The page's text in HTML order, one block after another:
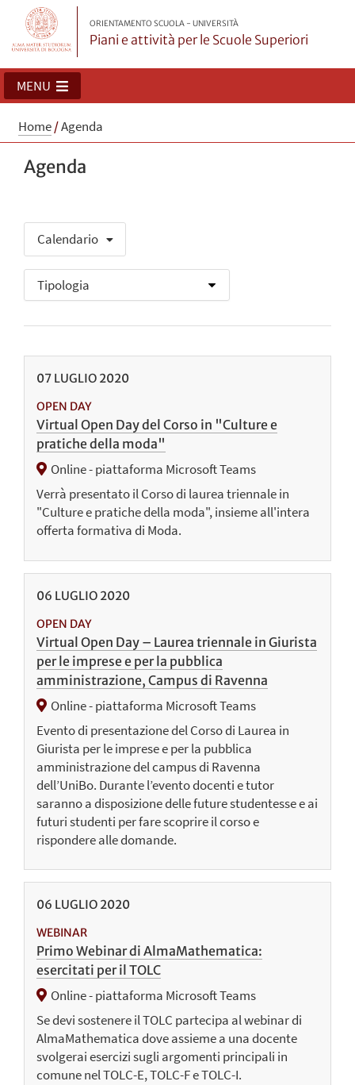
ORIENTAMENTO SCUOLA - UNIVERSITÀ
Piani e attività per le Scuole Superiori
MENU
Home/Agenda
Agenda
Calendario
07 LUGLIO 2020
OPEN DAY
Virtual Open Day del Corso in "Culture e
pratiche della moda"
Online - piattaforma Microsoft Teams
Verrà presentato il Corso di laurea triennale in
"Culture e pratiche della moda", insieme all'intera
offerta formativa di Moda.
06 LUGLIO 2020
OPEN DAY
Virtual Open Day – Laurea triennale in Giurista
per le imprese e per la pubblica
amministrazione, Campus di Ravenna
Online - piattaforma Microsoft Teams
Evento di presentazione del Corso di Laurea in
Giurista per le imprese e per la pubblica
amministrazione del campus di Ravenna
dell’UniBo. Durante l’evento docenti e tutor
saranno a disposizione delle future studentesse e ai
futuri studenti per fare scoprire il corso e
rispondere alle domande.
06 LUGLIO 2020
WEBINAR
Primo Webinar di AlmaMathematica:
esercitati per il TOLC
Online - piattaforma Microsoft Teams
Se devi sostenere il TOLC partecipa al webinar di
AlmaMathematica dove assieme a una docente
svolgerai esercizi sugli argomenti principali in
comune nel TOLC-E, TOLC-F e TOLC-I.